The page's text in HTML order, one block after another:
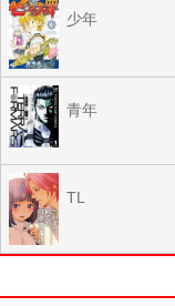
少年
青年
TL